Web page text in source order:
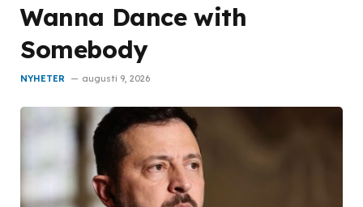
Wanna Dance with
Somebody
NYHETER augusti 9, 2026